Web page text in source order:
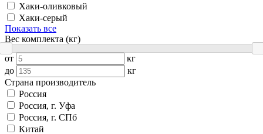
Хаки-оливковый
Хаки-серый
Показать все
Вес комплекта (кг)
от
кг
до
кг
Страна производитель
Россия
Россия, г. Уфа
Россия, г. СПб
Китай